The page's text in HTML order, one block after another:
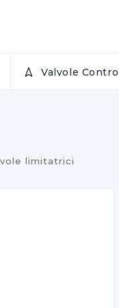
Valvole
limitatrici